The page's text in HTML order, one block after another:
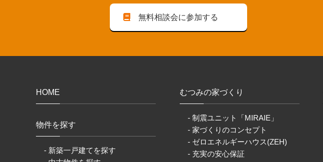
無料相談会に参加する
HOME
物件を探す
- 新築一戸建てを探す
むつみの家づくり
- 制震ユニット「MIRAIE」
- 家づくりのコンセプト
- ゼロエネルギーハウス(ZEH)
- 充実の安心保証